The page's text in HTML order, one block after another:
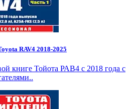
RAV4 2018-2025
книге Тойота РАВ4 с 2018 года с